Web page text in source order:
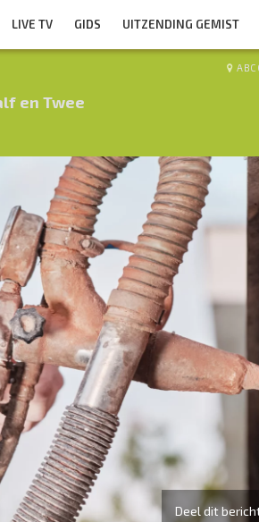
LIVE TV GIDS UITZENDING GEMIST
en Twee
Deel dit